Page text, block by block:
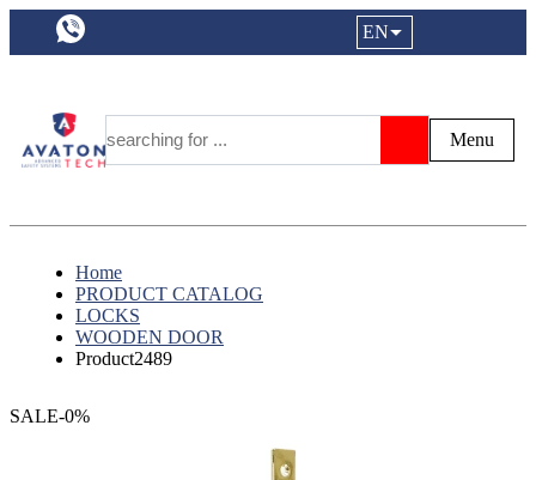
a11y.languageSelection:
EN
Menu
Search
Home
PRODUCT CATALOG
LOCKS
WOODEN DOOR
Product2489
SALE-0%